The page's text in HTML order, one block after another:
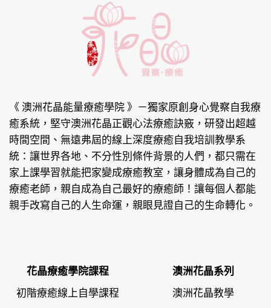
《 澳洲花晶能量療癒學院 》 －獨家原創身心覺察自我療
癒系統，堅守澳洲花晶正觀心法療癒訣竅，研發出超越
時間空間、無遠弗屆的線上深度療癒自我培訓教學系
統：讓世界各地、不分性別條件背景的人們，都只需在
家上課學習就能把家變成療癒教室，讓身體成為自己的
療癒老師，親自成為自己最好的療癒師！讓每個人都能
親手改寫自己的人生命運，親眼見證自己的生命轉化。
花晶療癒學院課程
初階療癒線上自學課程
澳洲花晶系列
澳洲花晶教學